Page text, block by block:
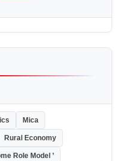
Mica
Rural Economy
Role Model ’